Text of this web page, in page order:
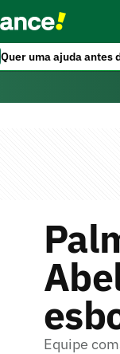
Quer uma ajuda antes
Equipe